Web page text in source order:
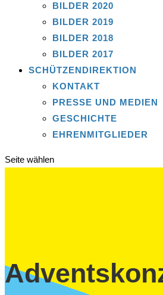
BILDER 2020
BILDER 2019
BILDER 2018
BILDER 2017
SCHÜTZENDIREKTION
KONTAKT
PRESSE UND MEDIEN
GESCHICHTE
EHRENMITGLIEDER
Seite wählen